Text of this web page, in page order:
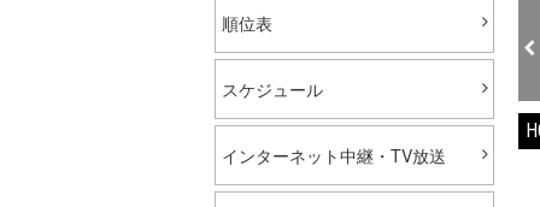
順位表
スケジュール
インターネット中継・TV放送